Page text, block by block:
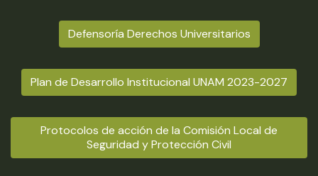
Defensoría Derechos Universitarios
Plan de Desarrollo Institucional UNAM 2023-2027
Protocolos de acción de la Comisión Local de
Seguridad y Protección Civil